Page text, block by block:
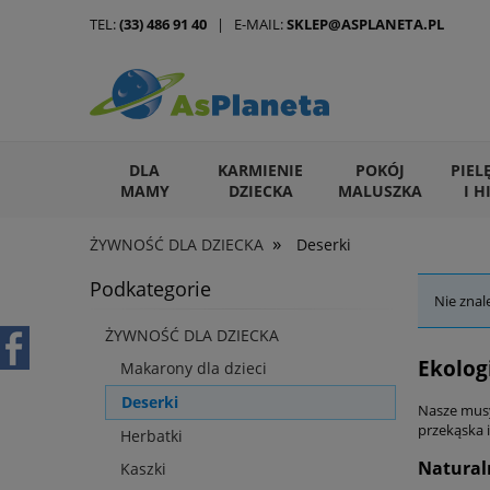
DLA
MAMY
KARMIENIE
DZIECKA
POKÓJ
MALUSZKA
I
ARTYKUŁY DLA ZWIERZĄT
ŻYWNOŚĆ DLA DZIECKA » Deserki
TEL:(33) 486 91 40 | E-MAIL:SKLEP@ASPLANETA.PL
Podkategorie
ŻYWNOŚĆ DLA DZIECKA
Makarony dla dzieci
Deserki
Herbatki
Kaszki
Nie
Nasze
przekąska